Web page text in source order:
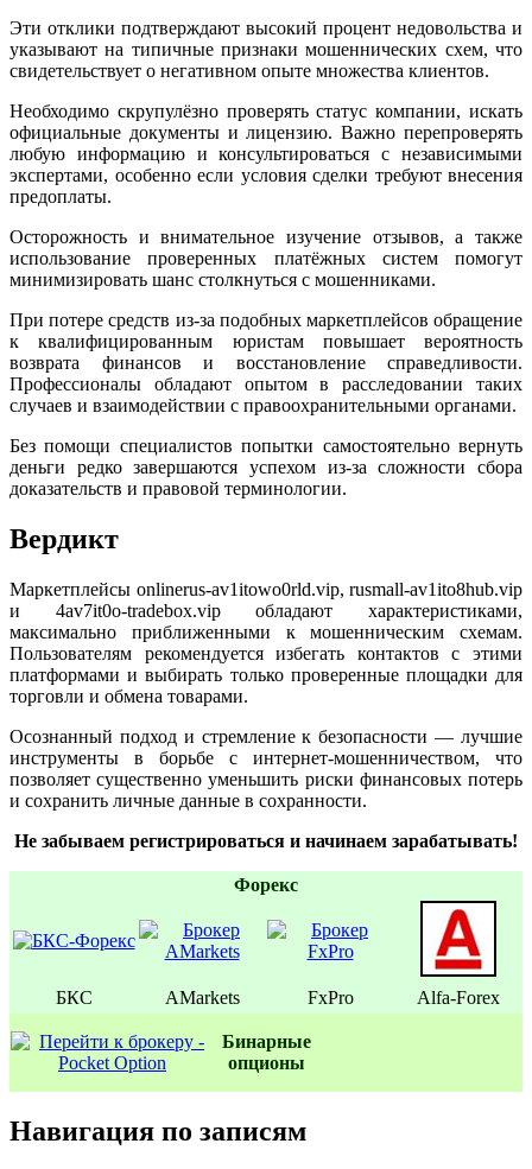
Эти отклики подтверждают высокий процент недовольства и
указывают на типичные признаки мошеннических схем, что
свидетельствует о негативном опыте множества клиентов.
Необходимо скрупулёзно проверять статус компании, искать
официальные документы и лицензию. Важно перепроверять
любую информацию и консультироваться с независимыми
экспертами, особенно если условия сделки требуют внесения
предоплаты.
Осторожность и внимательное изучение отзывов, а также
использование проверенных платёжных систем помогут
минимизировать шанс столкнуться с мошенниками.
При потере средств из-за подобных маркетплейсов обращение
к квалифицированным юристам повышает вероятность
возврата финансов и восстановление справедливости.
Профессионалы обладают опытом в расследовании таких
случаев и взаимодействии с правоохранительными органами.
Без помощи специалистов попытки самостоятельно вернуть
деньги редко завершаются успехом из-за сложности сбора
доказательств и правовой терминологии.
Вердикт
Маркетплейсы onlinerus-av1itowo0rld.vip, rusmall-av1ito8hub.vip
и 4av7it0o-tradebox.vip обладают характеристиками,
максимально приближенными к мошенническим схемам.
Пользователям рекомендуется избегать контактов с этими
платформами и выбирать только проверенные площадки для
торговли и обмена товарами.
Осознанный подход и стремление к безопасности — лучшие
инструменты в борьбе с интернет-мошенничеством, что
позволяет существенно уменьшить риски финансовых потерь
и сохранить личные данные в сохранности.
Не забываем регистрироваться и начинаем зарабатывать!
Форекс
БКС AMarkets FxPro Alfa-Forex
Бинаpные
oпционы
Навигация по записям